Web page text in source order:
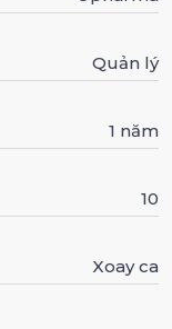
Quản lý
1 năm
10
Xoay ca